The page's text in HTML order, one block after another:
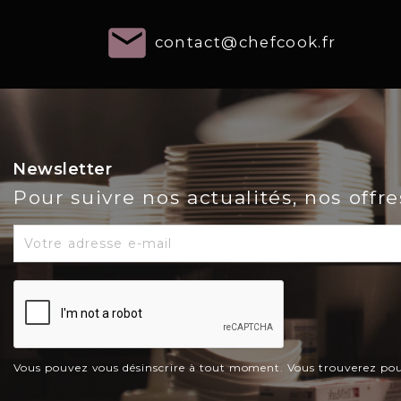
email contact@chefcook.fr
Newsletter
Pour suivre nos actualités, nos
Vous pouvez vous désinscrire à tout moment. Vous trouverez